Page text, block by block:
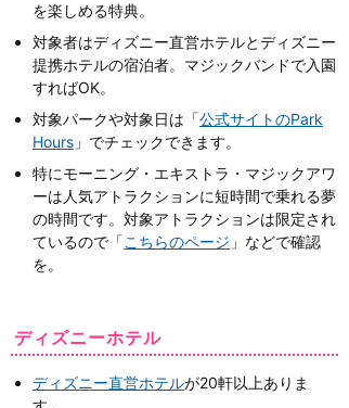
を楽しめる特典。
対象者はディズニー直営ホテルとディズニー
提携ホテルの宿泊者。マジックバンドで入園
すればOK。
対象パークや対象日は「公式サイトのPark
Hours 」でチェックできます。
特にモーニング・エキストラ・マジックアワ
ーは人気アトラクションに短時間で乗れる夢
の時間です。対象アトラクションは限定され
ているので「こちらのページ 」などで確認
を。
ディズニーホテル
ディズニー直営ホテルが20軒以上ありま